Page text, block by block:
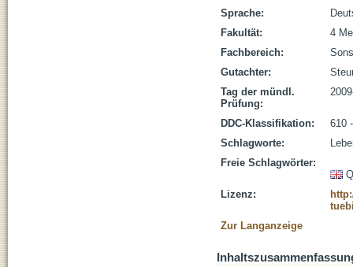
Sprache:
Fakultät:
4
Fachbereich:
Gutachter:
Tag der mündl.
Prüfung:
DDC-Klassifikation:
610
Schlagworte:
Freie Schlagwörter:
Lizenz:
Zur Langanzeige